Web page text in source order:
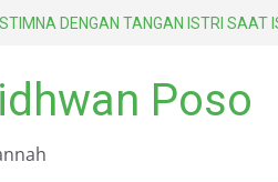
DENGAN TANGAN ISTRI SAAT
HARUS BERAGAMA DENGAN METODE
TERBAIK UMAT INI (AS-SALAF ASH-
PALING PERTAMA ATAS
Poso